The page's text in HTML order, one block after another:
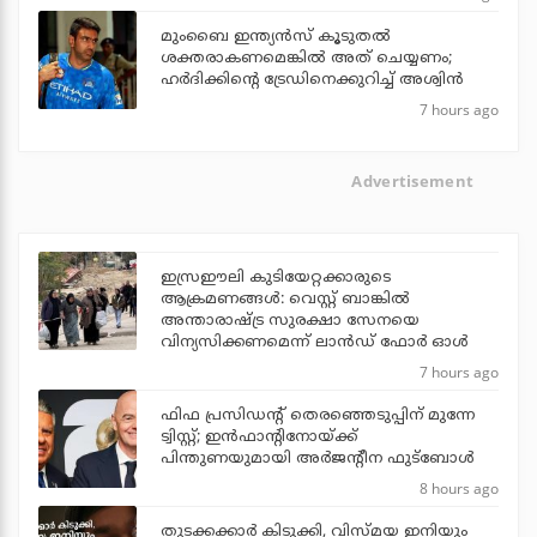
മുംബൈ ഇന്ത്യന്‍സ് കൂടുതല്‍
ശക്തരാകണമെങ്കില്‍ അത് ചെയ്യണം;
ഹര്‍ദിക്കിന്റെ ട്രേഡിനെക്കുറിച്ച് അശ്വിന്‍
7 hours ago
Advertisement
ഇസ്രഈലി കുടിയേറ്റക്കാരുടെ
ആക്രമണങ്ങള്‍: വെസ്റ്റ് ബാങ്കില്‍
അന്താരാഷ്ട്ര സുരക്ഷാ സേനയെ
വിന്യസിക്കണമെന്ന് ലാന്‍ഡ് ഫോര്‍ ഓള്‍
7 hours ago
ഫിഫ പ്രസിഡന്റ് തെരഞ്ഞെടുപ്പിന് മുന്നേ
ട്വിസ്റ്റ്; ഇന്‍ഫാന്റിനോയ്ക്ക്
പിന്തുണയുമായി അര്‍ജന്റീന ഫുട്‌ബോള്‍
8 hours ago
തുടക്കക്കാര്‍ കിടുക്കി, വിസ്മയ ഇനിയും